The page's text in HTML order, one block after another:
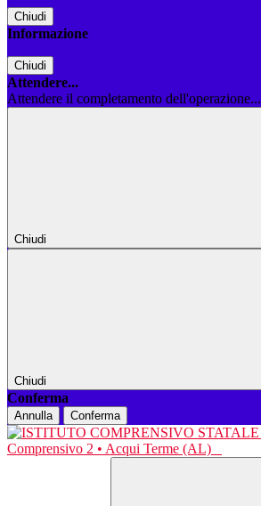
Chiudi
Informazione
Chiudi
Attendere...
Attendere il completamento dell'operazione...
Chiudi
Chiudi
Conferma
Annulla Conferma
Comprensivo 2 • Acqui Terme (AL)